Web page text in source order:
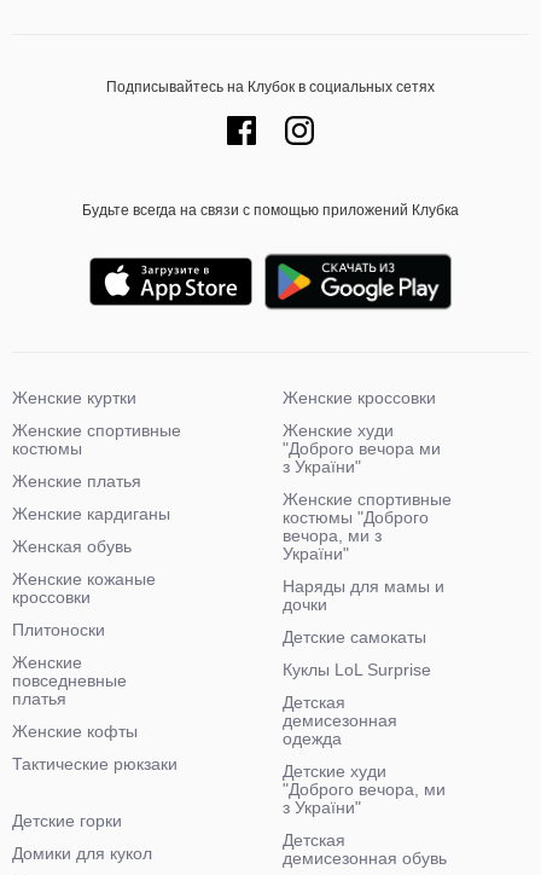
Подписывайтесь на Клубок в социальных сетях
Будьте всегда на связи с помощью приложений Клубка
Женские куртки
Женские спортивные
костюмы
Женские платья
Женские кардиганы
Женская обувь
Женские кожаные
кроссовки
Плитоноски
Женские
повседневные
платья
Женские кофты
Тактические рюкзаки
Женские кроссовки
Женские худи
"Доброго вечора ми
з України"
Женские спортивные
костюмы "Доброго
вечора, ми з
України"
Наряды для мамы и
дочки
Детские самокаты
Куклы LoL Surprise
Детская
демисезонная
одежда
Детские худи
"Доброго вечора, ми
з України"
Детская
демисезонная обувь
Детские горки
Домики для кукол